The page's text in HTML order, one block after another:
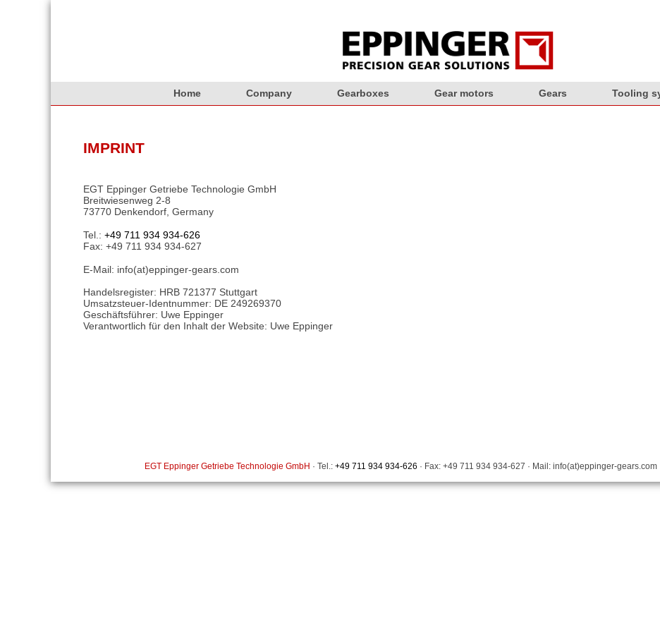
Home Company Gearboxes Gear motors Gears Tooling
IMPRINT
EGT Eppinger Getriebe Technologie GmbH
Breitwiesenweg 2-8
73770 Denkendorf, Germany
Tel.: +49 711 934 934-626
Fax: +49 711 934 934-627
E-Mail: info(at)eppinger-gears.com
Handelsregister: HRB 721377 Stuttgart
Umsatzsteuer-Identnummer: DE 249269370
Geschäftsführer: Uwe Eppinger
Verantwortlich für den Inhalt der Website: Uwe Eppinger
EGT Eppinger Getriebe Technologie GmbH · Tel.: +49 711 934 934-626 · Fax: +49 711 934 934-627 · Mail: info(at)eppinger-gears.com